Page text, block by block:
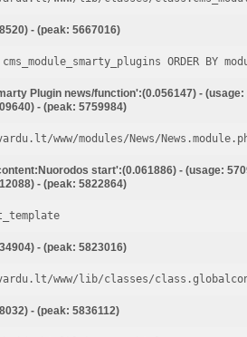
- (peak: 5667016)
Plugin news/function':(0.056147) -
- (peak: 5759984)
www/modules/News/
start':(0.061886) - (usage:
- (peak: 5822864)
- (peak: 5823016)
www/lib/classes/
- (peak: 5836112)